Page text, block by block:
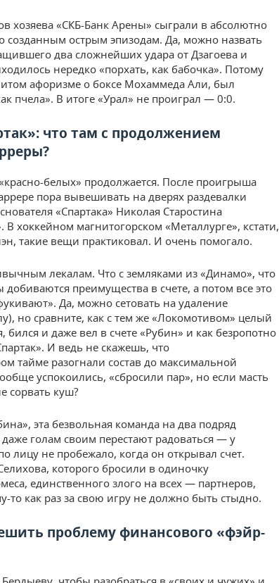
хозяева «СКБ-Банк Арены» сыграли в абсолютно
созданным острым эпизодам. Да, можно назвать
два сложнейших удара от Дзагоева и
нередко «порхать, как бабочка». Потому
афоризме о боксе Мохаммеда Али, был
пчела». В итоге «Урал» не проиграл — 0:0.
что там с продолжением
белых» продолжается. После проигрыша
пора вывешивать на дверях раздевалки
«Спартака» Николая Старостина
В хоккейном магнитогорском «Металлурге», кстати,
такие вещи практиковал. И очень помогало.
лекалам. Что с земляками из «Динамо», что
преимущества в счете, а потом все это
Да, можно сетовать на удаление
но сравните, как с тем же «Локомотивом» целый
и даже вел в счете «Рубин» и как безропотно
И ведь не скажешь, что
тайме разогнали состав до максимальной
успокоились, «сбросили пар», но если масть
сорвать куш?
эта безвольная команда на два подряд
голам своим перестают радоваться — у
лицу не пробежало, когда он открывал счет.
которого бросили в одиночку
единственного злого на всех — партнеров,
то как раз за свою игру не должно быть стыдно.
проблему финансового «фэйр-